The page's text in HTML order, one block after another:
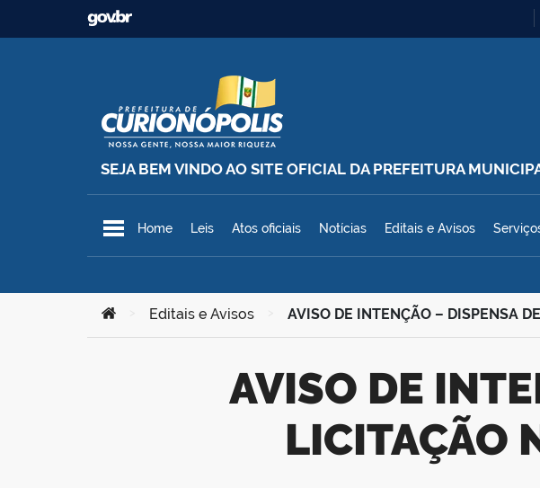
Ir para o conteúdo
SEJA BEM VINDO AO SITE OFICIAL DA PREFEITURA
Prefeitura Municipal de Curionópolis
Home Leis Atos oficiais Notícias Editais e Avisos
Você está aqui:
Editais e Avisos AVISO DE INTENÇÃO – DISPENSA
AVISO DE INTENÇÃO – DISPENSA DE
LICITAÇÃO